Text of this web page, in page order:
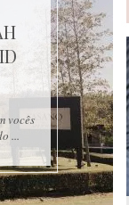
vocês
...